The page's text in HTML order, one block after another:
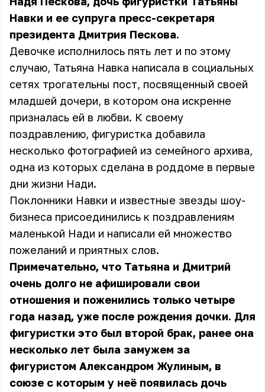
Навки и ее супруга пресс-секретаря
президента Дмитрия Пескова.
Девочке исполнилось пять лет и по этому
случаю, Татьяна Навка написала в социальных
сетях трогательны пост, посвященный своей
младшей дочери, в котором она искренне
призналась ей в любви. К своему
поздравлению, фигуристка добавила
несколько фотографией из семейного архива,
одна из которых сделана в роддоме в первые
дни жизни Нади.
Поклонники Навки и известные звезды шоу-
бизнеса присоединились к поздравлениям
маленькой Нади и написали ей множество
пожеланий и приятных слов.
Примечательно, что Татьяна и Дмитрий
очень долго не афишировали свои
отношения и поженились только четыре
года назад, уже после рождения дочки. Для
фигуристки это был второй брак, ранее она
несколько лет была замужем за
фигуристом Александром Жулиным, в
союзе с которым у неё появилась дочь